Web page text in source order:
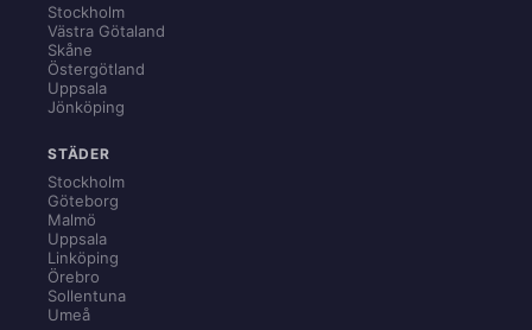
Stockholm
Västra Götaland
Skåne
Östergötland
Uppsala
Jönköping
STÄDER
Stockholm
Göteborg
Malmö
Uppsala
Linköping
Örebro
Sollentuna
Umeå